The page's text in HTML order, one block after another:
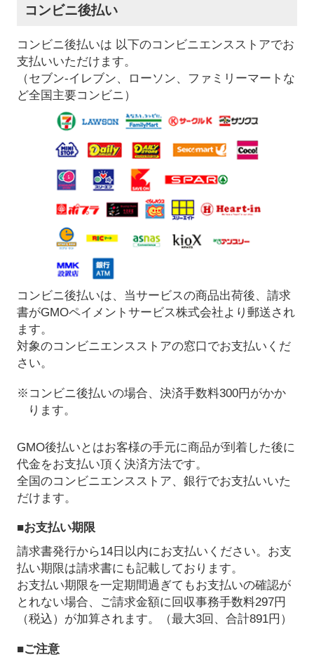
コンビニ後払い
コンビニ後払いは 以下のコンビニエンスストアでお
支払いいただけます。
（セブン-イレブン、ローソン、ファミリーマートな
ど全国主要コンビニ）
コンビニ後払いは、当サービスの商品出荷後、請求
書がGMOペイメントサービス株式会社より郵送され
ます。
対象のコンビニエンスストアの窓口でお支払いくだ
さい。
※コンビニ後払いの場合、決済手数料300円がかか
ります。
GMO後払いとはお客様の手元に商品が到着した後に
代金をお支払い頂く決済方法です。
全国のコンビニエンスストア、銀行でお支払いいた
だけます。
■お支払い期限
請求書発行から14日以内にお支払いください。お支
払い期限は請求書にも記載しております。
お支払い期限を一定期間過ぎてもお支払いの確認が
とれない場合、ご請求金額に回収事務手数料297円
（税込）が加算されます。（最大3回、合計891円）
■ご注意